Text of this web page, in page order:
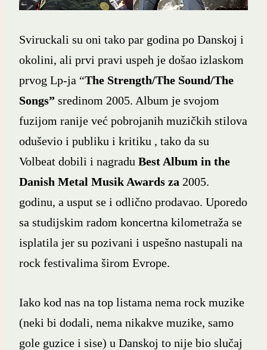
Sviruckali su oni tako par godina po Danskoj i
okolini, ali prvi pravi uspeh je došao izlaskom
prvog Lp-ja “The Strength/The Sound/The
Songs” sredinom 2005. Album je svojom
fuzijom ranije već pobrojanih muzičkih stilova
oduševio i publiku i kritiku , tako da su
Volbeat dobili i nagradu Best Album in the
Danish Metal Musik Awards za 2005.
godinu, a usput se i odlično prodavao. Uporedo
sa studijskim radom koncertna kilometraža se
isplatila jer su pozivani i uspešno nastupali na
rock festivalima širom Evrope.
Iako kod nas na top listama nema rock muzike
(neki bi dodali, nema nikakve muzike, samo
gole guzice i sise) u Danskoj to nije bio slučaj